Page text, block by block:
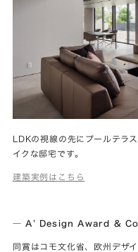
LDKの視線の先にプールテラ
イクな邸宅です。
建築実例はこちら
― A’ Design Award &
同賞はコモ文化省、欧州デザ